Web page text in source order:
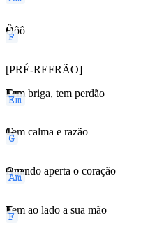
F
Ôôô
[PRÉ-REFRÃO]
Em
Tem briga, tem perdão
G
Tem calma e razão
Am
Quando aperta o coração
F
Tem ao lado a sua mão